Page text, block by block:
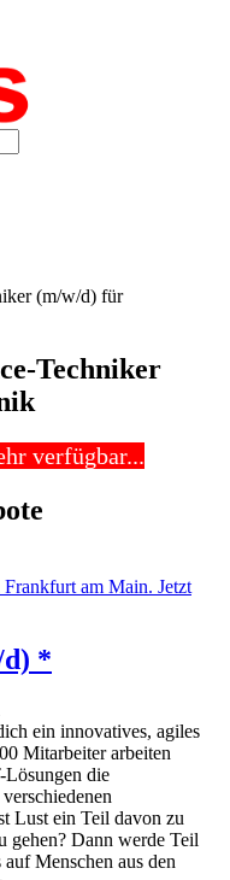
(m/w/d) für
Techniker
verfügbar...
d) *
ein innovatives, agiles
Mitarbeiter arbeiten
die
Lust ein Teil davon zu
gehen? Dann werde Teil
Menschen aus den